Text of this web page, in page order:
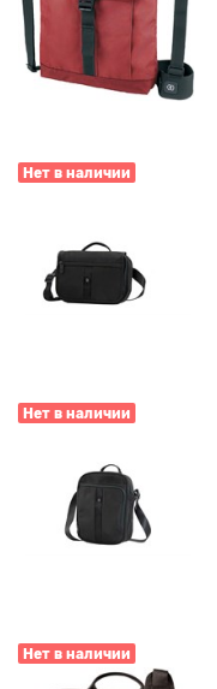
Нет в наличии
Нет в наличии
Нет в наличии